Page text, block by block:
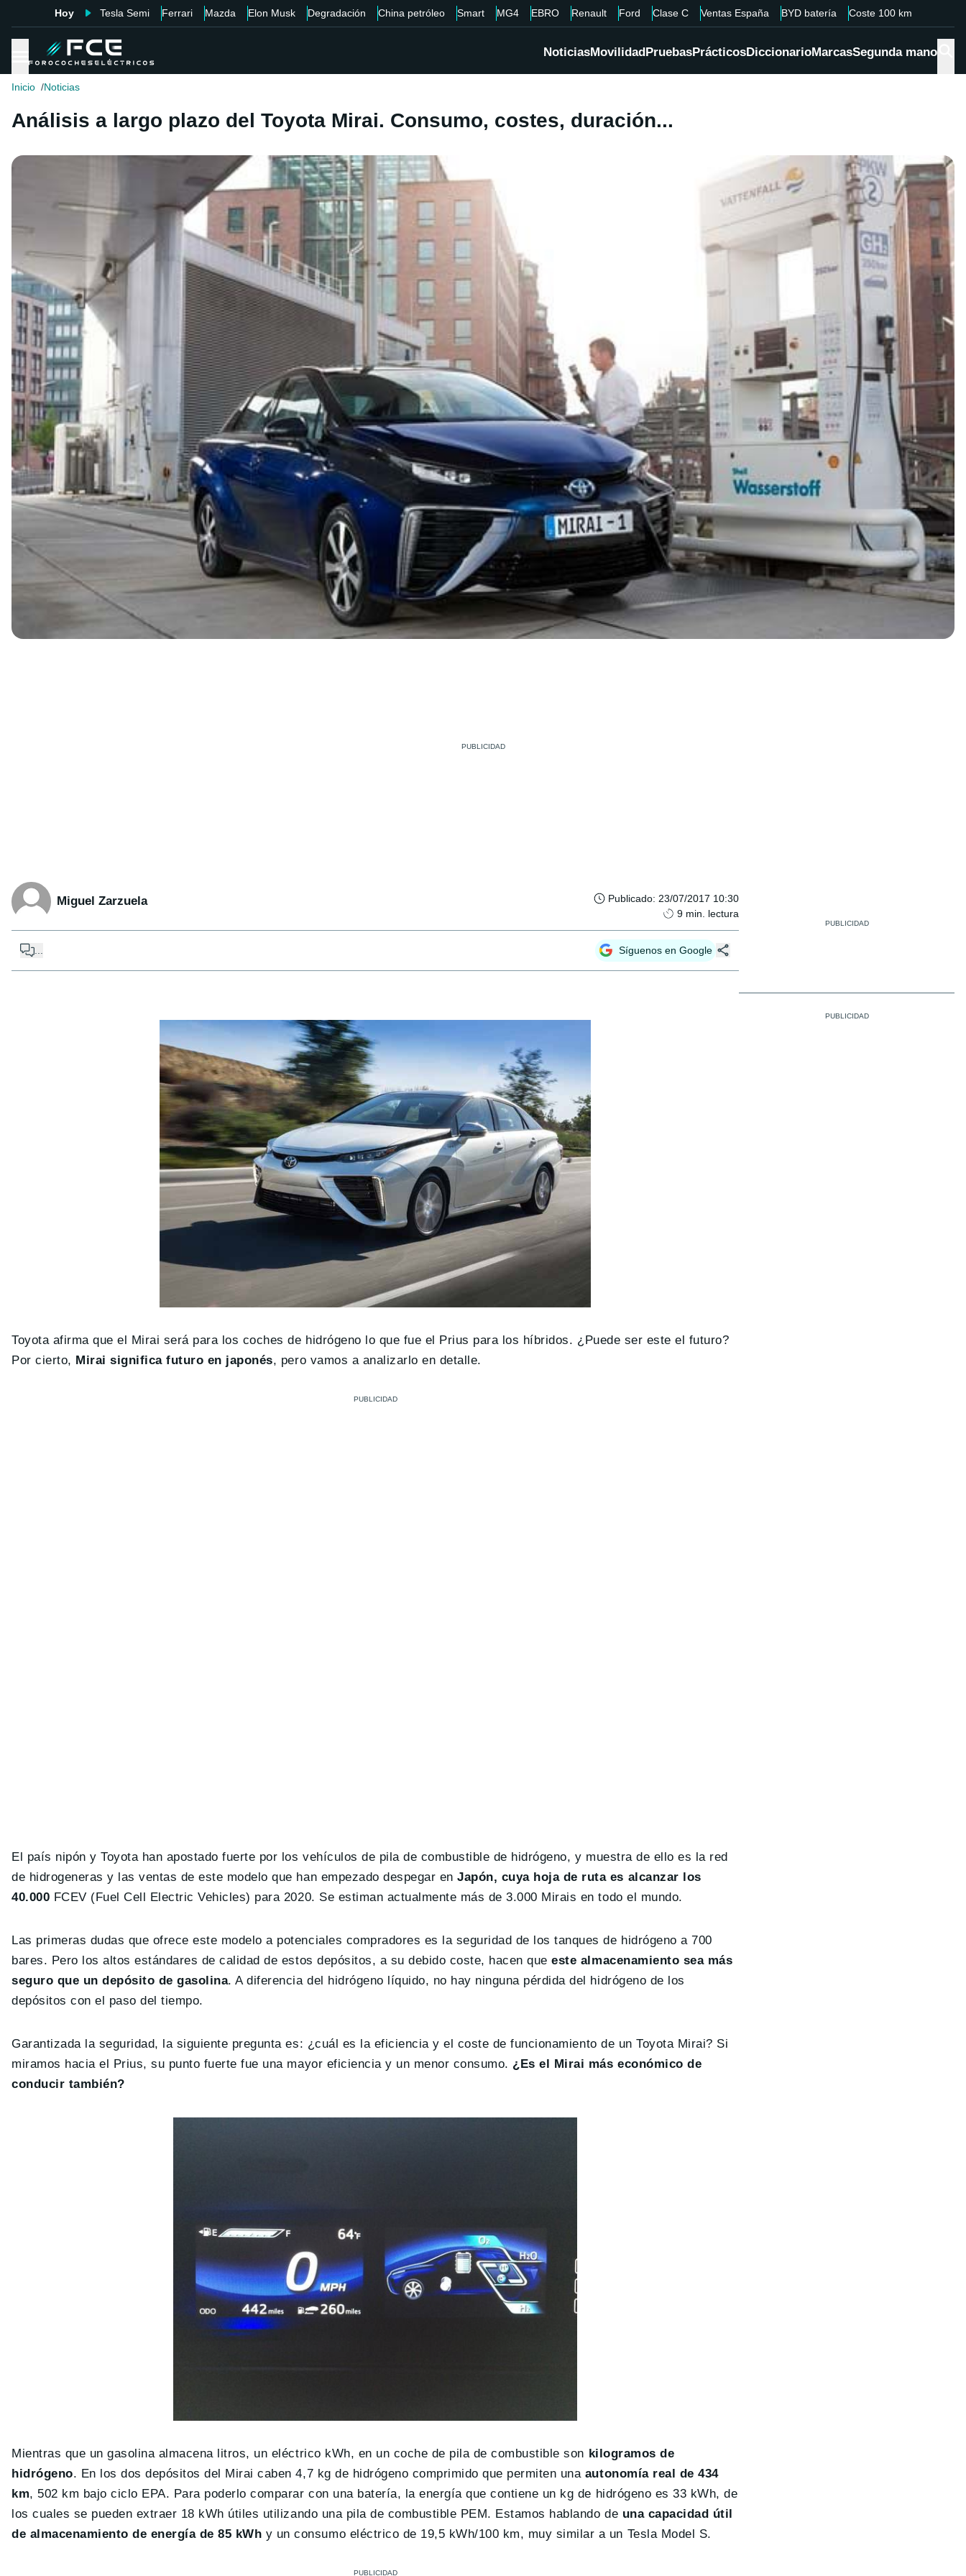
Hoy Tesla Semi Ferrari Mazda Elon Musk Degradación China petróleo Smart MG4 EBRO Renault Ford Clase C Ventas España BYD batería Coste 100 km
NoticiasMovilidadPruebasPrácticosDiccionarioMarcasSegunda mano
Inicio Noticias
Análisis a largo plazo del Toyota Mirai. Consumo, costes, duración...
Miguel Zarzuela Publicado: 23/07/2017 10:30
9 min. lectura
Síguenos en Google
Toyota afirma que el Mirai será para los coches de hidrógeno lo que fue el Prius para los híbridos. ¿Puede ser este el futuro?
Por cierto, Mirai significa futuro en japonés, pero vamos a analizarlo en detalle.
El país nipón y Toyota han apostado fuerte por los vehículos de pila de combustible de hidrógeno, y muestra de ello es la red
de hidrogeneras y las ventas de este modelo que han empezado despegar enJapón, cuya hoja de ruta es alcanzar los
40.000 FCEV (Fuel Cell Electric Vehicles) para 2020. Se estiman actualmente más de 3.000 Mirais en todo el mundo.
Las primeras dudas que ofrece este modelo a potenciales compradores es la seguridad de los tanques de hidrógeno a 700
bares. Pero los altos estándares de calidad de estos depósitos, a su debido coste, hacen queeste almacenamiento sea más
seguro que un depósito de gasolina. A diferencia del hidrógeno líquido, no hay ninguna pérdida del hidrógeno de los
depósitos con el paso del tiempo.
Garantizada la seguridad, la siguiente pregunta es: ¿cuál es la eficiencia y el coste de funcionamiento de un Toyota Mirai? Si
miramos hacia el Prius, su punto fuerte fue una mayor eficiencia y un menor consumo. ¿Es el Mirai más económico de
conducir también?
Mientras que un gasolina almacena litros, un eléctrico kWh, en un coche de pila de combustible son kilogramos de
hidrógeno. En los dos depósitos del Mirai caben 4,7 kg de hidrógeno comprimido que permiten una autonomía real de 434
km, 502 km bajo ciclo EPA. Para poderlo comparar con una batería, la energía que contiene un kg de hidrógeno es 33 kWh, de
los cuales se pueden extraer 18 kWh útiles utilizando una pila de combustible PEM. Estamos hablando de una capacidad útil
de almacenamiento de energía de 85 kWh y un consumo eléctrico de 19,5 kWh/100 km, muy similar a un Tesla Model S.